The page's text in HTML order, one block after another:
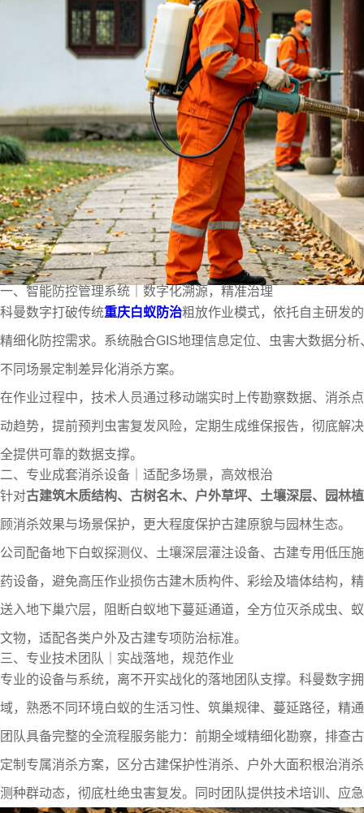
一、智能防控管理系统｜数字化溯源，精准治理
科曼数字打破传统重庆白蚁防治粗放作业模式，依托自主研发的
精细化防控需求。系统融合GIS地理信息定位、虫害大数据分
不同场景定制差异化消杀方案。
在作业过程中，技术人员通过移动端实时上传勘察数据、消杀
动趋势，提前预判虫害复发风险，定期生成维保报告，彻底解
全提供可靠的数据支撑。
二、专业成套消杀设备｜适配多场景，高效根治
针对古建筑木质结构、古树名木、户外草坪、土壤深层、园林
顾消杀效果与场景保护，更大程度保护古建原貌与园林生态。
公司配备地下白蚁探测仪、土壤深层灌注设备、古建专用低压
药设备，避免高压作业损伤古建木质构件、彩绘及墙体结构，
送入地下巢穴层，阻断白蚁地下蔓延通道，全方位灭杀成虫、
文物，适配各类户外及古建专项防治标准。
三、专业技术团队｜实战落地，规范作业
专业的设备与系统，离不开实战化的落地团队支撑。科曼数字
域，熟悉不同环境白蚁的生活习性、筑巢规律、蔓延路径，精
团队具备完整的全流程服务能力：前期全域精细化勘察，排查
定制专属消杀方案，区分古建保护性消杀、户外大面积根治消
测种群动态，彻底杜绝虫害复发。同时团队提供技术培训、应